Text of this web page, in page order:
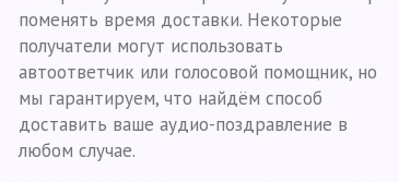
поменять время доставки. Некоторые
получатели могут использовать
автоответчик или голосовой помощник, но
мы гарантируем, что найдём способ
доставить ваше аудио-поздравление в
любом случае.